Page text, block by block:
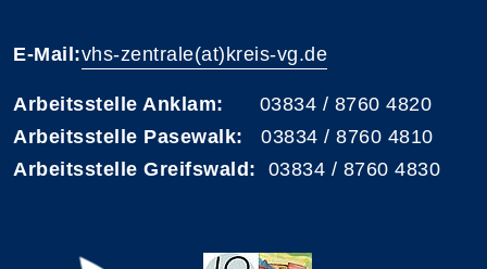
E-Mail:vhs-zentrale(at)kreis-vg.de
Arbeitsstelle Anklam: 03834 / 8760 4820
Arbeitsstelle Pasewalk: 03834 / 8760 4810
Arbeitsstelle Greifswald: 03834 / 8760 4830